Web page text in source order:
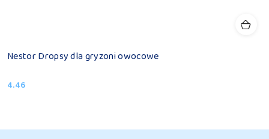
Nestor Dropsy dla gryzoni owocowe
Cena:
4.46